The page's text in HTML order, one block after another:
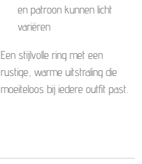
en patroon kunnen licht
variëren
Een stijlvolle ring met een
rustige, warme uitstraling die
moeiteloos bij iedere outfit past.